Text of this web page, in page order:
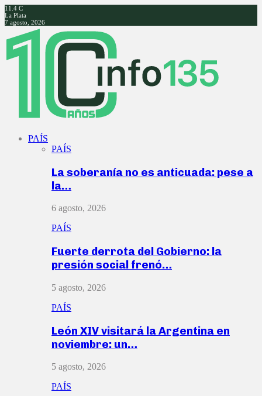
11.4 C
La Plata
7 agosto, 2026
Facebook
Twitter
Instagram
Youtube
PAÍS
PAÍS
La soberanía no es anticuada: pese a
la…
6 agosto, 2026
PAÍS
Fuerte derrota del Gobierno: la
presión social frenó…
5 agosto, 2026
PAÍS
León XIV visitará la Argentina en
noviembre: un…
5 agosto, 2026
PAÍS